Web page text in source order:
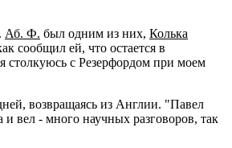
Аб. Ф. был одним из них, Колька
сообщил ей, что остается в
столкуюсь с Резерфордом при моем
возвращаясь из Англии. "Павел
вел - много научных разговоров, так